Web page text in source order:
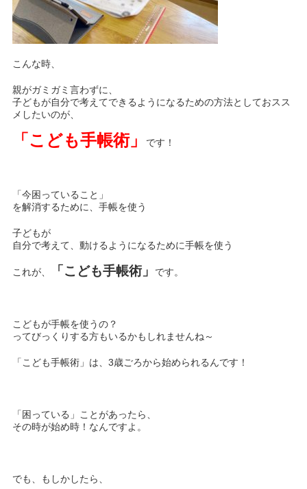
こんな時、
親がガミガミ言わずに、
子どもが自分で考えてできるようになるための方法としておスス
メしたいのが、
「こども手帳術」 です！
「今困っていること」
を解消するために、手帳を使う
子どもが
自分で考えて、動けるようになるために手帳を使う
これが、 「こども手帳術」 です。
こどもが手帳を使うの？
ってびっくりする方もいるかもしれませんね～
「こども手帳術」は、3歳ごろから始められるんです！
「困っている」ことがあったら、
その時が始め時！なんですよ。
でも、もしかしたら、